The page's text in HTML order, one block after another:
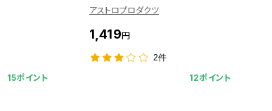
15ポイント
アストロプロダクツ
1,419円
2件
12ポイント